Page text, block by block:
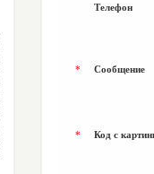
Телефон
* Сообщение
* Код с